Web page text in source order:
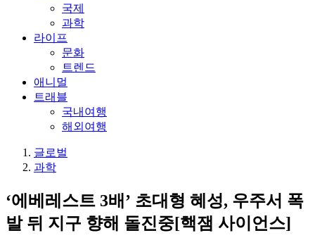
국제
과학
라이프
문화
트렌드
애니멀
트래블
국내여행
해외여행
글로벌
과학
‘에베레스트 3배’ 초대형 혜성, 우주서 폭
발 뒤 지구 향해 돌진중[핵잼 사이언스]